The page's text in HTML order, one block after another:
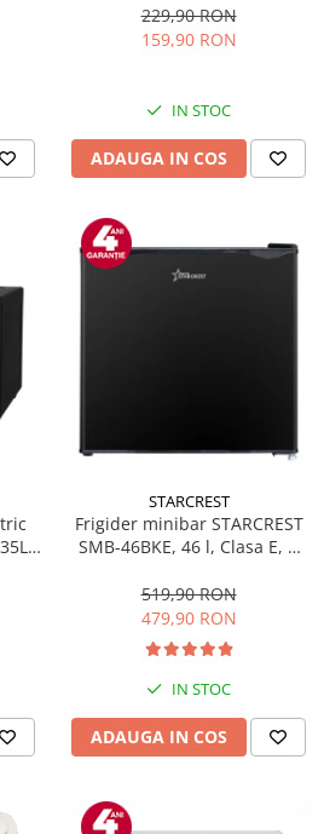
invelis ceramic pentru vafe,
nuci, gogosi si smile
229,90 RON
159,90 RON
IN STOC
ADAUGA IN COS
STARCREST
Frigider minibar STARCREST
SMB-46BKE, 46 l, Clasa E, H
519,90 RON
479,90 RON
IN STOC
ADAUGA IN COS